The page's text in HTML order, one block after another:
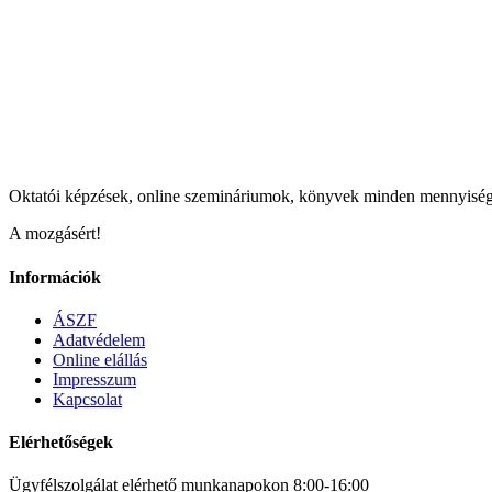
Oktatói képzések, online szemináriumok, könyvek minden
A mozgásért!
Információk
ÁSZF
Adatvédelem
Online elállás
Impresszum
Kapcsolat
Elérhetőségek
Ügyfélszolgálat elérhető munkanapokon 8:00-16:00